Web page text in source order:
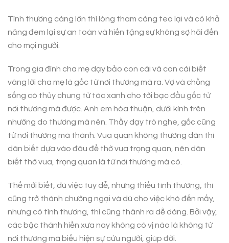
Tình thương càng lớn thì lòng tham càng teo lại và có khả
năng đem lại sự an toàn và hiến tặng sự không sợ hãi đến
cho mọi người.
Trong gia đình cha mẹ dạy bảo con cái và con cái biết
vâng lời cha mẹ là gốc từ nơi thương mà ra. Vợ và chồng
sống có thủy chung từ tóc xanh cho tới bạc đầu gốc từ
nơi thương mà được. Anh em hòa thuận, dưới kính trên
nhường do thương mà nên. Thầy dạy trò nghe, gốc cũng
từ nơi thương mà thành. Vua quan không thương dân thì
dân biết dựa vào đâu để thờ vua trọng quan, nên dân
biết thờ vua, trọng quan là từ nơi thương mà có.
Thế mới biết, dù việc tuy dễ, nhưng thiếu tình thương, thì
cũng trở thành chướng ngại và dù cho việc khó đến mấy,
nhưng có tình thương, thì cũng thành ra dễ dàng. Bởi vậy,
các bậc thánh hiền xưa nay không có vị nào là không từ
nơi thương mà biểu hiện sự cứu người, giúp đời.